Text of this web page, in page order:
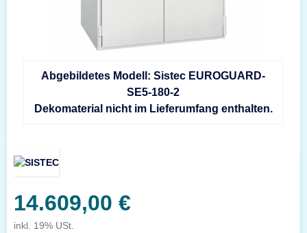
Abgebildetes Modell: Sistec EUROGUARD-
SE5-180-2
Dekomaterial nicht im Lieferumfang enthalten.
14.609,00 €
inkl. 19% USt.